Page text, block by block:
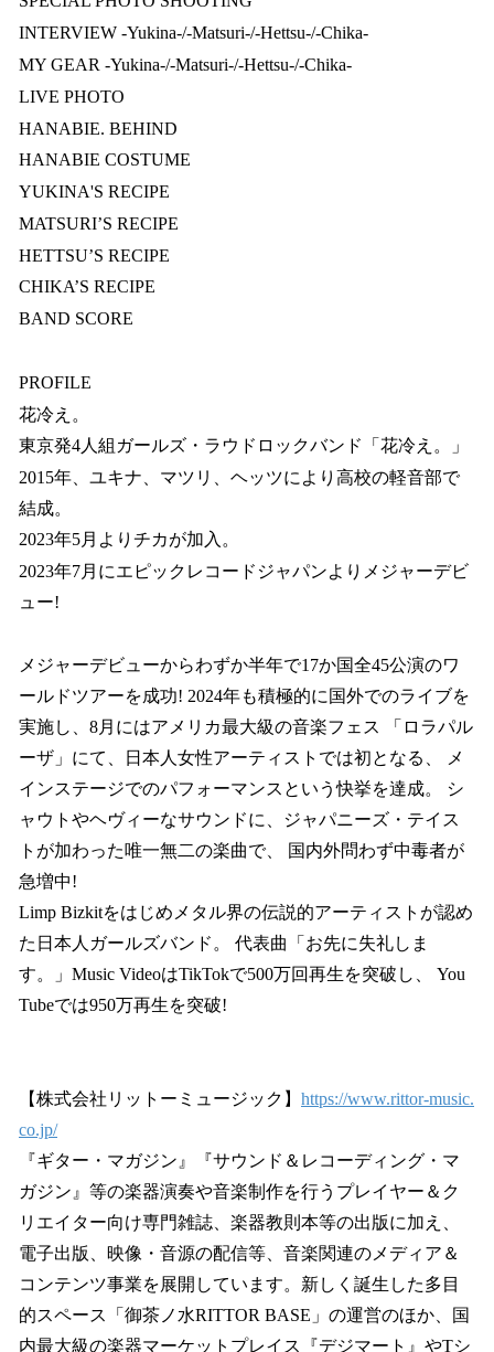
INTERVIEW -Yukina-/-Matsuri-/-Hettsu-/-Chika-
MY GEAR -Yukina-/-Matsuri-/-Hettsu-/-Chika-
LIVE PHOTO
HANABIE. BEHIND
HANABIE COSTUME
YUKINA'S RECIPE
MATSURI’S RECIPE
HETTSU’S RECIPE
CHIKA’S RECIPE
BAND SCORE
PROFILE
花冷え。
東京発4人組ガールズ・ラウドロックバンド「花冷え。」
2015年、ユキナ、マツリ、ヘッツにより高校の軽音部で
結成。
2023年5月よりチカが加入。
2023年7月にエピックレコードジャパンよりメジャーデビ
ュー!
メジャーデビューからわずか半年で17か国全45公演のワ
ールドツアーを成功! 2024年も積極的に国外でのライブを
実施し、8月にはアメリカ最大級の音楽フェス 「ロラパル
ーザ」にて、日本人女性アーティストでは初となる、 メ
インステージでのパフォーマンスという快挙を達成。 シ
ャウトやヘヴィーなサウンドに、ジャパニーズ・テイス
トが加わった唯一無二の楽曲で、 国内外問わず中毒者が
急増中!
Limp Bizkitをはじめメタル界の伝説的アーティストが認め
た日本人ガールズバンド。 代表曲「お先に失礼しま
す。」Music VideoはTikTokで500万回再生を突破し、 You
Tubeでは950万再生を突破!
【株式会社リットーミュージック】 https://www.rittor-music.
co.jp/
『ギター・マガジン』『サウンド＆レコーディング・マ
ガジン』等の楽器演奏や音楽制作を行うプレイヤー＆ク
リエイター向け専門雑誌、楽器教則本等の出版に加え、
電子出版、映像・音源の配信等、音楽関連のメディア＆
コンテンツ事業を展開しています。新しく誕生した多目
的スペース「御茶ノ水RITTOR BASE」の運営のほか、国
内最大級の楽器マーケットプレイス『デジマート』やTシ